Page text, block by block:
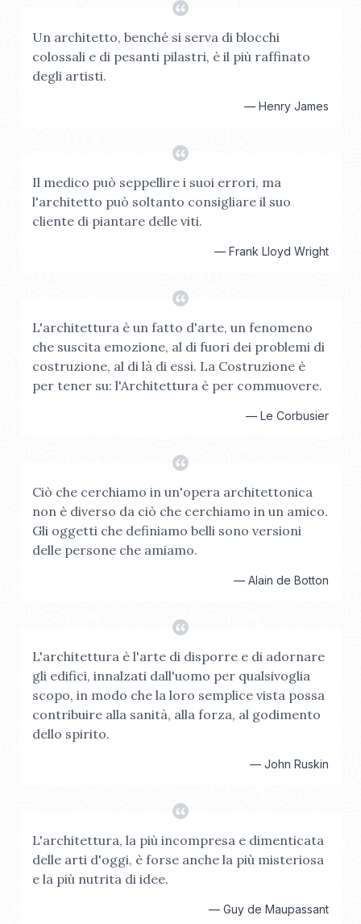
Un architetto, benché si serva di blocchi
colossali e di pesanti pilastri, è il più raffinato
degli artisti.
— Henry James
Il medico può seppellire i suoi errori, ma
l'architetto può soltanto consigliare il suo
cliente di piantare delle viti.
— Frank Lloyd Wright
L'architettura è un fatto d'arte, un fenomeno
che suscita emozione, al di fuori dei problemi di
costruzione, al di là di essi. La Costruzione è
per tener su: l'Architettura è per commuovere.
— Le Corbusier
Ciò che cerchiamo in un'opera architettonica
non è diverso da ciò che cerchiamo in un amico.
Gli oggetti che definiamo belli sono versioni
delle persone che amiamo.
— Alain de Botton
L'architettura è l'arte di disporre e di adornare
gli edifici, innalzati dall'uomo per qualsivoglia
scopo, in modo che la loro semplice vista possa
contribuire alla sanità, alla forza, al godimento
dello spirito.
— John Ruskin
L'architettura, la più incompresa e dimenticata
delle arti d'oggi, è forse anche la più misteriosa
e la più nutrita di idee.
— Guy de Maupassant